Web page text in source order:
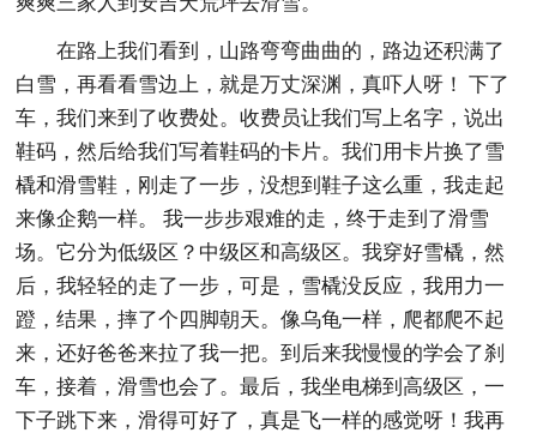
在路上我们看到，山路弯弯曲曲的，路边还积满了
白雪，再看看雪边上，就是万丈深渊，真吓人呀！ 下了
车，我们来到了收费处。收费员让我们写上名字，说出
鞋码，然后给我们写着鞋码的卡片。我们用卡片换了雪
橇和滑雪鞋，刚走了一步，没想到鞋子这么重，我走起
来像企鹅一样。 我一步步艰难的走，终于走到了滑雪
场。它分为低级区？中级区和高级区。我穿好雪橇，然
后，我轻轻的走了一步，可是，雪橇没反应，我用力一
蹬，结果，摔了个四脚朝天。像乌龟一样，爬都爬不起
来，还好爸爸来拉了我一把。到后来我慢慢的学会了刹
车，接着，滑雪也会了。最后，我坐电梯到高级区，一
下子跳下来，滑得可好了，真是飞一样的感觉呀！我再